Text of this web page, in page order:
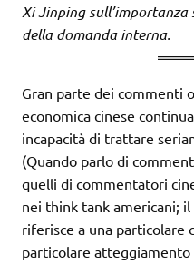
Xi Jinping
della domanda interna.
Gran parte dei commenti
economica cinese
incapacità di trattare
(Quando parlo di
quelli di commentatori
nei think tank americani;
riferisce a una particolare
particolare